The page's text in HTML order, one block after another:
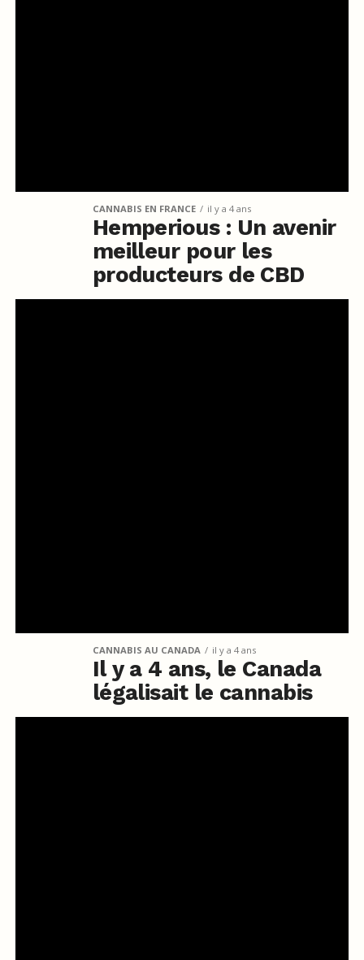
CANNABIS EN FRANCE il y a 4 ans
Hemperious : Un avenir
meilleur pour les
producteurs de CBD
CANNABIS AU CANADA il y a 4 ans
Il y a 4 ans, le Canada
légalisait le cannabis